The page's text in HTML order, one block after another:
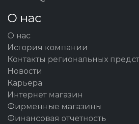
О нас
О нас
История компании
Контакты региональных
Новости
Карьера
Интернет магазин
Фирменные магазины
Финансовая отчетность